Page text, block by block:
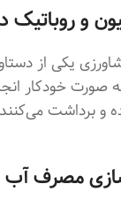
یکی از
صورت خودکار
و برداشت